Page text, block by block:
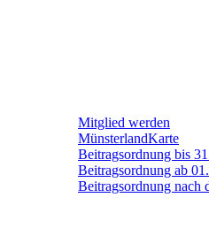
Mitglied werden
MünsterlandKarte
Beitragsordnung bis
Beitragsordnung ab
Beitragsordnung nach